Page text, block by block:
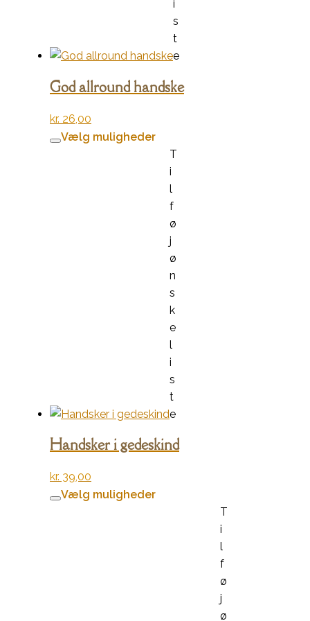
i
s
t
e
God allround handske
kr. 26,00
Vælg mulighederDette
vare
har
flere
varianter.
Mulighederne
kan
vælges
varesiden
T
i
l
f
ø
j
ø
n
s
k
e
l
i
s
t
e
Handsker i gedeskind
kr. 39,00
Vælg mulighederDette
Mulighederne
T
i
l
f
ø
j
ø